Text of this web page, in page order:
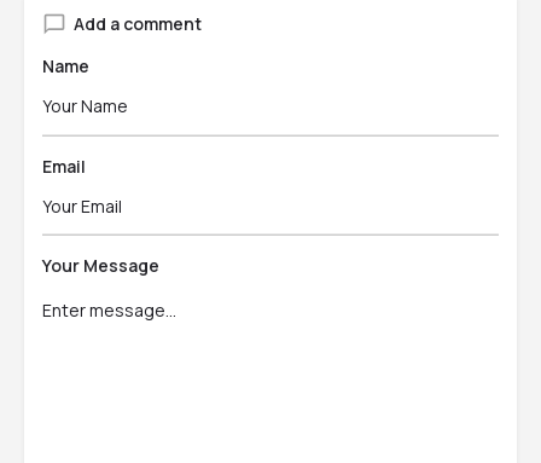
Add a comment
Name
Email
Your Message